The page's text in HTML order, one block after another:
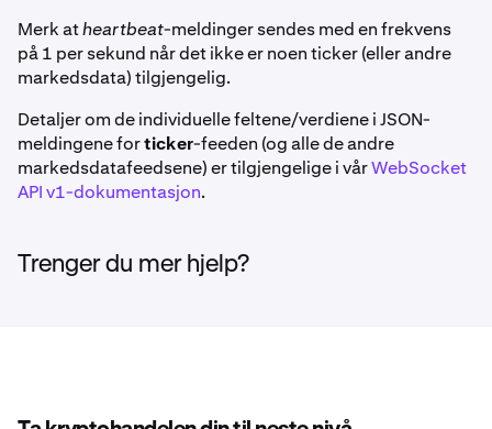
Merk atheartbeat-meldinger sendes med en frekvens
på 1 per sekund når det ikke er noen ticker (eller andre
markedsdata) tilgjengelig.
Detaljer om de individuelle feltene/verdiene i JSON-
meldingene forticker-feeden (og alle de andre
markedsdatafeedsene) er tilgjengelige i vårWebSocket
API v1-dokumentasjon.
Trenger du mer hjelp?